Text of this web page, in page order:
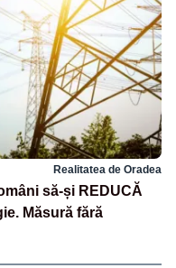
Realitatea de Oradea
să-și REDUCĂ
Măsură fără